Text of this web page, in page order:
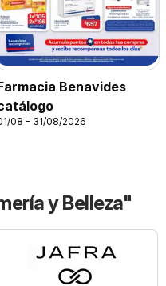
Benavides
08 - 31/08/2026
y Belleza"